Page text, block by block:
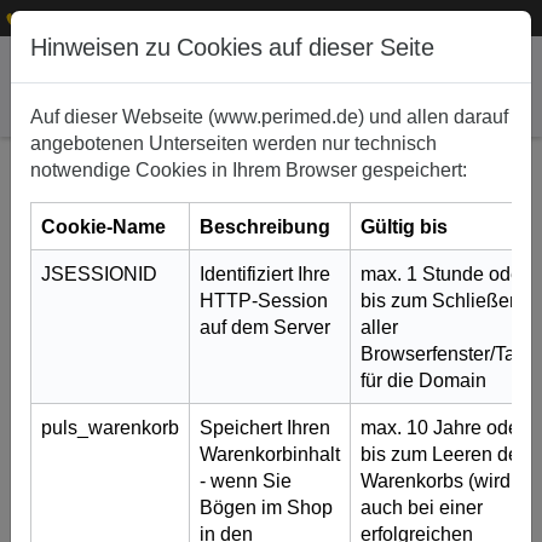
1
NEU: Erweiterte Herstellarten auf Anfrage
23. April 2019
Auf vielfachen Kundenwunsch, können wir Ihnen
unsere LD-Aufklärungsbögen (ohne Durchschlag) ab
sofort auch wie folgt anbieten:
Hinweisen zu Cookies auf dieser Seite
Auf dieser Webseite (www.perimed.de) und allen darauf
angebotenen Unterseiten werden nur technisch
notwendige Cookies in Ihrem Browser gespeichert:
Cookie-Name Beschreibung
Gültig bis
JSESSIONID
Identifiziert Ihre
HTTP-Session
auf dem Server
max. 1 Stunde oder
bis zum Schließen
aller
Browserfenster/Tabs
für die Domain
puls_warenkorb
Speichert Ihren
Warenkorbinhalt
- wenn Sie
Bögen im Shop
in den
max. 10 Jahre oder
bis zum Leeren des
Warenkorbs (wird
auch bei einer
erfolgreichen